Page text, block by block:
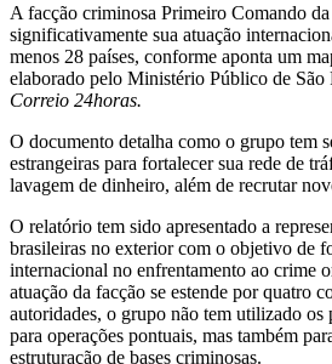
A facção criminosa Primeiro Comando
significativamente sua atuação
menos 28 países, conforme aponta um
elaborado pelo Ministério Público de São
Correio 24horas.
O documento detalha como o grupo tem
estrangeiras para fortalecer sua rede de
lavagem de dinheiro, além de recrutar
O relatório tem sido apresentado a
brasileiras no exterior com o objetivo de
internacional no enfrentamento ao crime
atuação da facção se estende por quatro
autoridades, o grupo não tem utilizado os
para operações pontuais, mas também
estruturação de bases criminosas.